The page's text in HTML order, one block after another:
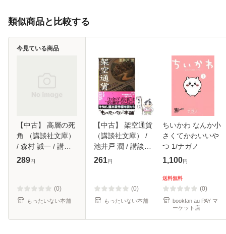
類似商品と比較する
【中古】 高層の死
角 （講談社文庫）
/ 森村 誠一 / 講談
社 [文庫]【メール
289円
(0)
もったいない本舗
今見ている商品
【中古】 架空通貨
（講談社文庫） /
池井戸 潤 / 講談社
[文庫]【メール便送
261円
(0)
もったいない本舗
ちいかわ なんか小
さくてかわいいや
つ 1/ナガノ
1,100円
送料無料
(0)
bookfan au PAY マ
ーケット店